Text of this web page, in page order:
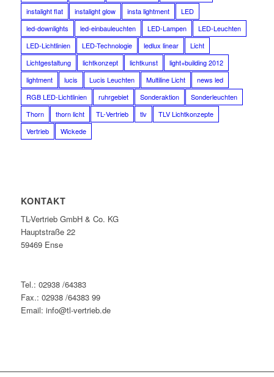
instalight flat
instalight glow insta lightment
LED
led-downlights
led-einbauleuchten LED-Lampen
LED-Leuchten
LED-Lichtlinien
LED-Technologie ledlux linear
Licht
Lichtgestaltung
lichtkonzept lichtkunst
light+building 2012
lightment
lucis Lucis Leuchten Multiline Licht
news led
RGB LED-Lichtlinien
ruhrgebiet Sonderaktion
Sonderleuchten
Thorn
thorn licht TL-Vertrieb tlv
TLV Lichtkonzepte
Vertrieb
Wickede
KONTAKT
TL-Vertrieb GmbH & Co. KG
Hauptstraße 22
59469 Ense
Tel.: 02938 /64383
Fax.: 02938 /64383 99
Email: info@tl-vertrieb.de